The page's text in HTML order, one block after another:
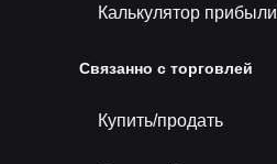
Калькулятор прибыли
Связанно с торговлей
Купить/продать